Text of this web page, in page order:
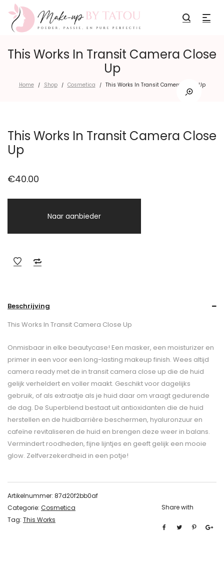
This Works In Transit Camera Close
Up
Home / Shop / Cosmetica / This Works In Transit Camera Close Up
This Works In Transit Camera Close
Up
€40.00
Naar aanbieder
Beschrijving
This Works In Transit Camera Close Up
Onmisbaar in elke beautycase! Een masker, een moisturizer en
primer in een voor een long-lasting makeup finish. Wees altijd
camera ready met de in transit camera close up die de huid
gelijk verheldert en voller maakt. Geschikt voor dagelijks
gebruik, of als extraatje als je huid daar om vraagt gedurende
de dag. De Superblend bestaat uit antioxidanten die de huid
herstellen en de huidbarrière beschermen, hyaluronzuur en
cafeïne revitaliseren de huid en brengen deze weer in balans.
Vermindert roodheden, fijne lijntjes en geeft gelijk een mooie
glow. Zelfverzekerdheid in een potje!
Artikelnummer: 87d20f2bb0af
Categorie: Cosmetica
Tag: This Works
Share with